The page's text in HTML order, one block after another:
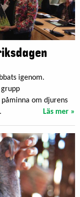
igenom.
om djurens
Läs mer »